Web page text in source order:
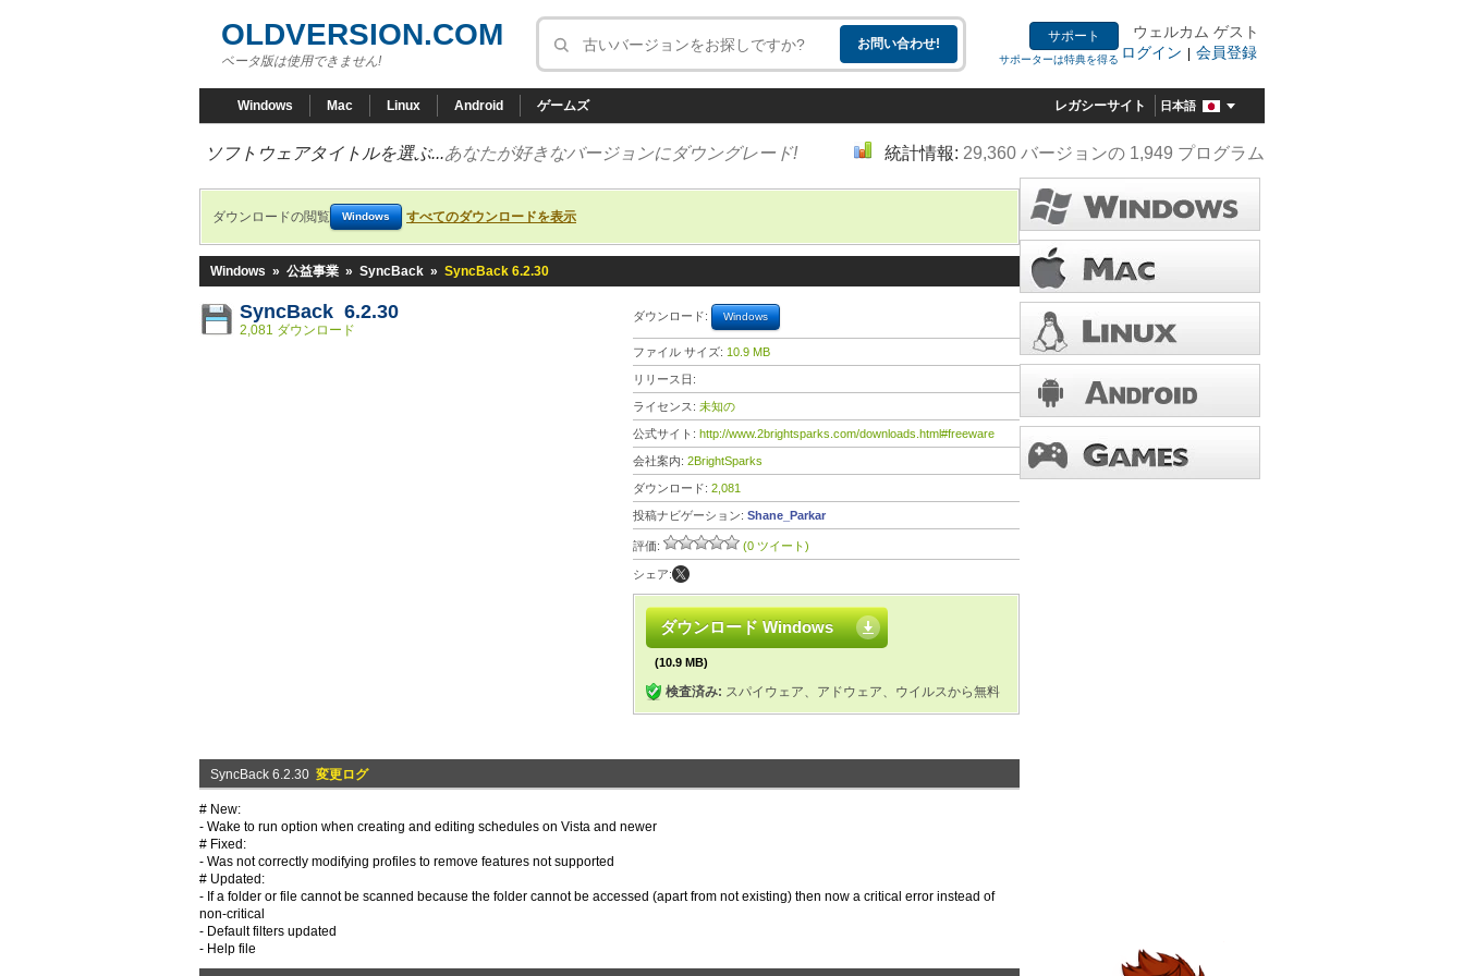
OLDVERSION.COM
ベータ版は使用できません!
サポート
サポーターは特典を得る
ウェルカム ゲスト
ログイン | 会員登録
Windows Mac Linux Android ゲームズ レガシーサイト 日本語
ソフトウェアタイトルを選ぶ...あなたが好きなバージョンにダウングレード! 統計情報: 29,360 バージョンの 1,949 プログラム
ダウンロードの閲覧 Windows すべてのダウンロードを表示
Windows » 公益事業 » SyncBack » SyncBack 6.2.30
SyncBack 6.2.30
2,081 ダウンロード
ダウンロード: Windows
ファイル サイズ: 10.9 MB
リリース日:
ライセンス: 未知の
公式サイト: http://www.2brightsparks.com/downloads.html#freeware
会社案内: 2BrightSparks
ダウンロード: 2,081
投稿ナビゲーション: Shane_Parkar
評価: (0 ツイート)
シェア:
ダウンロード Windows
(10.9 MB)
検査済み: スパイウェア、アドウェア、ウイルスから無料
SyncBack 6.2.30 変更ログ
# New:
- Wake to run option when creating and editing schedules on Vista and newer
# Fixed:
- Was not correctly modifying profiles to remove features not supported
# Updated:
- If a folder or file cannot be scanned because the folder cannot be accessed (apart from not existing) then now a critical error instead of
non-critical
- Default filters updated
- Help file